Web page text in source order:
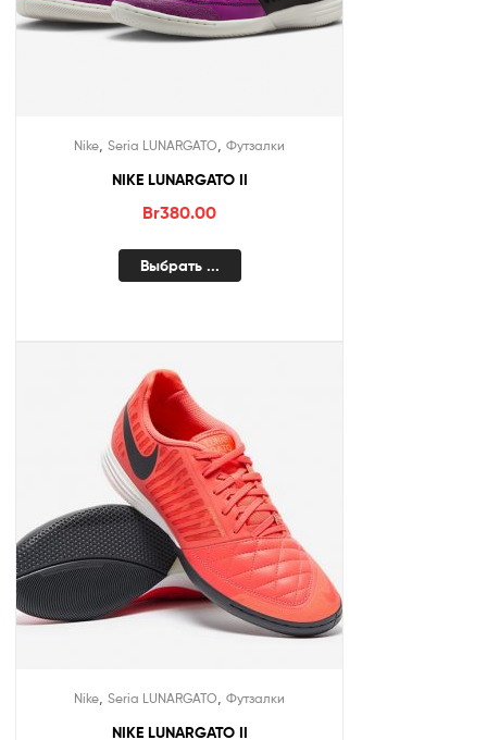
Nike Seria LUNARGATO Футзалки
NIKE LUNARGATO II
Br380.00
Выбрать ...
Nike Seria LUNARGATO Футзалки
NIKE LUNARGATO II